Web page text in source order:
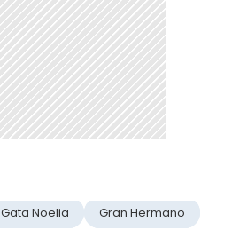
Gata Noelia Gran Hermano